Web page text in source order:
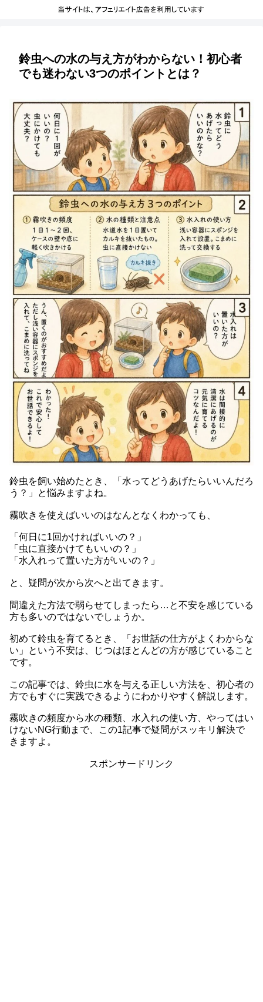
鈴虫への水の与え方がわからない！初心者
でも迷わない3つのポイントとは？
鈴虫を飼い始めたとき、「水ってどうあげたらいいんだろ
う？」と悩みますよね。
霧吹きを使えばいいのはなんとなくわかっても、
「何日に1回かければいいの？」
「虫に直接かけてもいいの？」
「水入れって置いた方がいいの？」
と、疑問が次から次へと出てきます。
間違えた方法で弱らせてしまったら…と不安を感じている
方も多いのではないでしょうか。
初めて鈴虫を育てるとき、「お世話の仕方がよくわからな
い」という不安は、じつはほとんどの方が感じていること
です。
この記事では、鈴虫に水を与える正しい方法を、初心者の
方でもすぐに実践できるようにわかりやすく解説します。
霧吹きの頻度から水の種類、水入れの使い方、やってはい
けないNG行動まで、この1記事で疑問がスッキリ解決で
きますよ。
スポンサードリンク